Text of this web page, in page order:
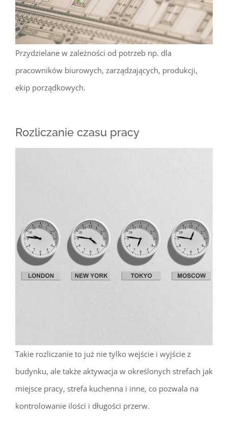
Przydzielane w zależności od potrzeb np. dla
pracowników biurowych, zarządzających, produkcji,
ekip porządkowych.
Rozliczanie czasu pracy
Takie rozliczanie to już nie tylko wejście i wyjście z
budynku, ale także aktywacja w określonych strefach jak
miejsce pracy, strefa kuchenna i inne, co pozwala na
kontrolowanie ilości i długości przerw.